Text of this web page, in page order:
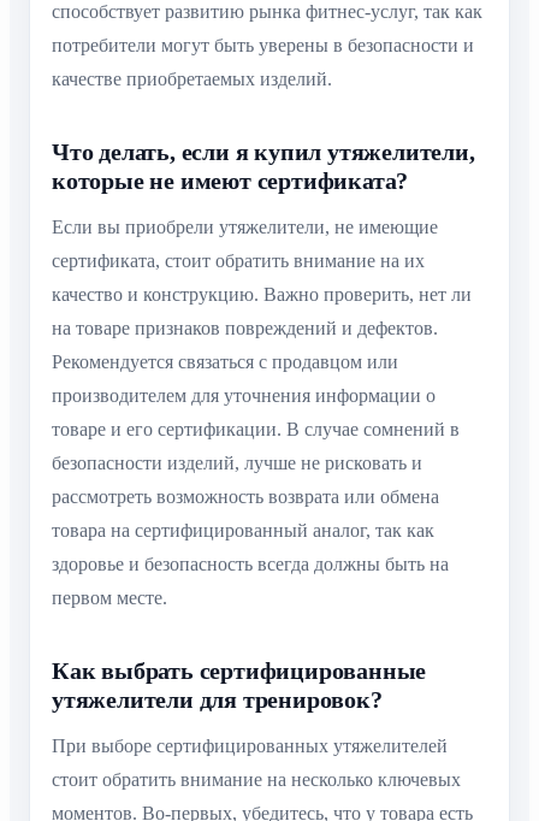
способствует развитию рынка фитнес-услуг, так как
потребители могут быть уверены в безопасности и
качестве приобретаемых изделий.
Что делать, если я купил утяжелители,
которые не имеют сертификата?
Если вы приобрели утяжелители, не имеющие
сертификата, стоит обратить внимание на их
качество и конструкцию. Важно проверить, нет ли
на товаре признаков повреждений и дефектов.
Рекомендуется связаться с продавцом или
производителем для уточнения информации о
товаре и его сертификации. В случае сомнений в
безопасности изделий, лучше не рисковать и
рассмотреть возможность возврата или обмена
товара на сертифицированный аналог, так как
здоровье и безопасность всегда должны быть на
первом месте.
Как выбрать сертифицированные
утяжелители для тренировок?
При выборе сертифицированных утяжелителей
стоит обратить внимание на несколько ключевых
моментов. Во-первых, убедитесь, что у товара есть